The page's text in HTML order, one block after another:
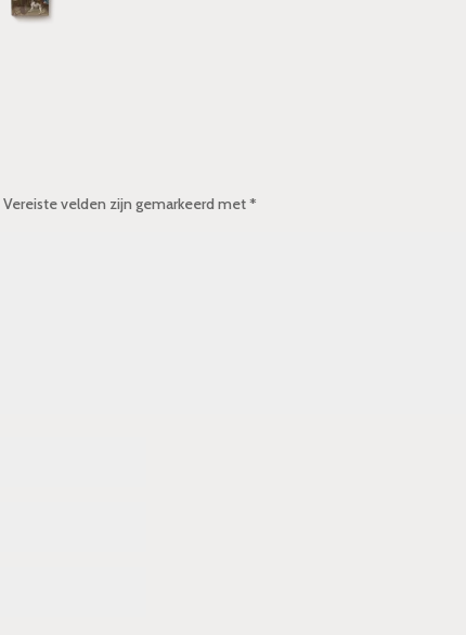
Vereiste velden zijn gemarkeerd met*